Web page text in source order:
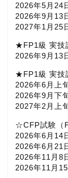
2026年5月24
2026年9月13
2027年1月25
★FP1級 実技
2026年9月13
★FP1級 実技
2026年6月上
2026年9月下
2027年2月上
☆CFP試験（
2026年6月14
2026年6月21
2026年11月8
2026年11月